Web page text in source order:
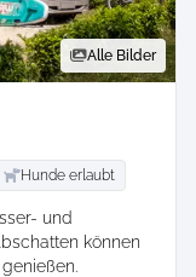
Alle Bilder
Hunde erlaubt
und
können